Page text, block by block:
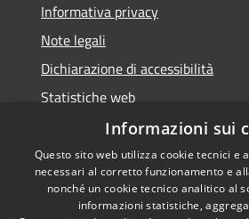
Informativa privacy
Note legali
Dichiarazione di accessibilità
Statistiche web
Accessibilità
Informazioni sui
Questo sito web utilizza cookie tecnici e
necessari al corretto funzionamento e
nonché un cookie tecnico analitico al
informazioni statistiche,